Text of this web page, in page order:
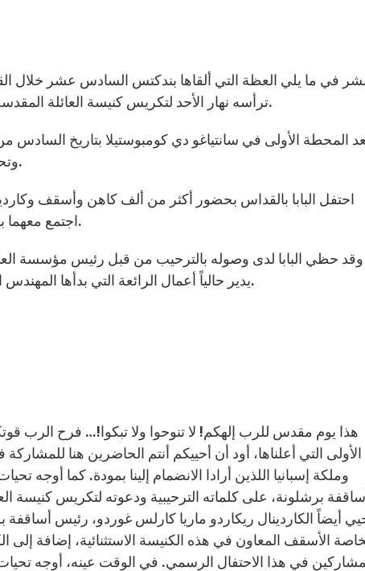
ترأسه نهار الأحد لتكريس كنيسة العائلة المقدسة في برشلونة، التي وضعها في عداد البازيليكات الصغرى.
المحطة الأولى في سانتياغو دي كومبوستيلا بتاريخ السادس من
وتحديداً إلى برشلونة نهار الأحد الواقع فيه السابع من نوفمبر.
احتفل البابا بالقداس بحضور أكثر من ألف كاهن وأسقف
اجتمع معهما بندكتس السادس عشر في لقاء خاص قبل الاحتفال الديني.
وقد حظي البابا لدى وصوله بالترحيب من قبل رئيس مؤسسة
يدير حالياً أعمال الرائعة التي بدأها المهندس الكاتالوني الشهير أنتوني غاودي (1852-1926) سنة 1882.
الأولى التي أعلناها، أود أن أحييكم أنتم الحاضرين هنا
وملكة إسبانيا اللذين أرادا الانضمام إلينا بمودة. كما أوجه
برشلونة، على كلماته الترحيبية ودعوته لتكريس كنيسة
أيضاً الكاردينال ريكاردو ماريا كارلس غوردو، رئيس أساقفة
الأسقف المعاون في هذه الكنيسة الاستثنائية، إضافة إلى
في هذا الاحتفال الرسمي. في الوقت عينه، أوجه تحيات